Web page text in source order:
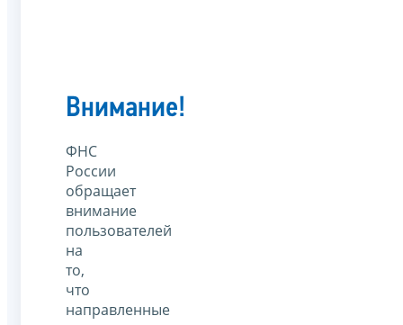
Внимание!
ФНС
России
обращает
внимание
пользователей
на
то,
что
направленные